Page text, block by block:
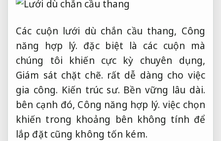
Các cuộn lưới dù chắn cầu thang, Công
năng hợp lý. đặc biệt là các cuộn mà
chúng tôi khiến cực kỳ chuyên dụng,
Giám sát chặt chẽ. rất dễ dàng cho việc
gia công. Kiến trúc sư. Bền vững lâu dài.
bên cạnh đó, Công năng hợp lý. việc chọn
khiến trong khoảng bên không tính để
lắp đặt cũng không tốn kém.